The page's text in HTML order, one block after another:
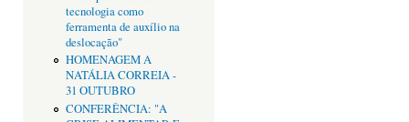
tecnologia como
ferramenta de auxílio na
deslocação"
HOMENAGEM A
NATÁLIA CORREIA -
31 OUTUBRO
CONFERÊNCIA: "A